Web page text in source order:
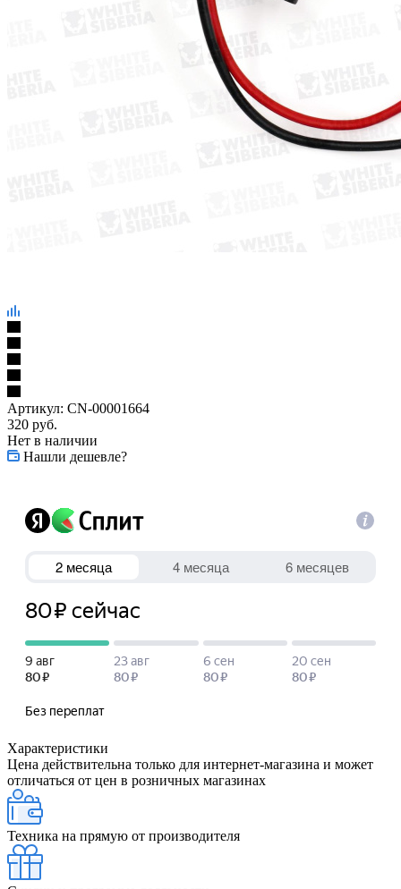
Артикул: CN-00001664
320 руб.
Нет в наличии
Нашли дешевле?
Характеристики
Цена действительна только для интернет-магазина и может
отличаться от цен в розничных магазинах
Техника на прямую от производителя